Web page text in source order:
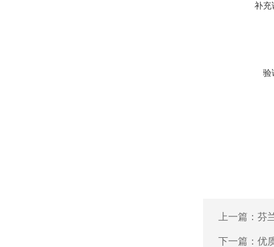
补充
验
上一篇： 芬
下一篇： 优